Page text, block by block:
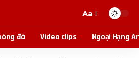
Aa
đá Video clips Ngoại Hạng